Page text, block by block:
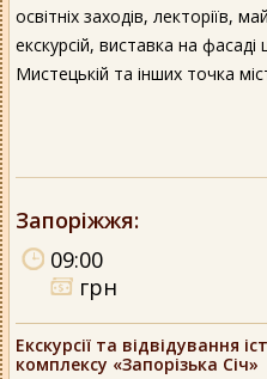
освітніх заходів, лекторіїв,
екскурсій, виставка на
Мистецькій та інших точка
Запоріжжя:
09:00
грн
Екскурсії та відвідування
комплексу «Запорізька Січ»